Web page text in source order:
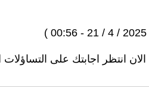
انتظر اجابتك على التساؤلات